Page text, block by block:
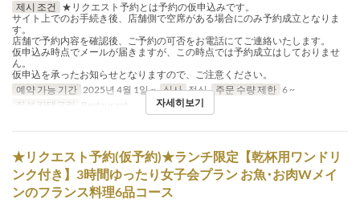
제시 조건
★リクエスト予約とは予約の仮申込みです。
サイト上でのお手続き後、店舗側で空席がある場合にのみ予約成立となりま
す。
店舗で予約内容を確認後、ご予約の可否をお電話にてご連絡いたします。
仮申込み時点でメールが届きますが、この時点では予約成立はしておりませ
ん。
仮申込を承ったお知らせとなりますので、ご注意ください。
예약 가능 기간 2025년 4월 1일 ~ 식사 점심 주문 수량 제한 6 ~
좌석 카테고리
Restaurant 자세히보기
★リクエスト予約(仮予約)★ランチ限定【乾杯用ワンドリ
ンク付き】3時間ゆったり女子会プラン お魚･お肉Wメイ
ンのフランス料理6品コース